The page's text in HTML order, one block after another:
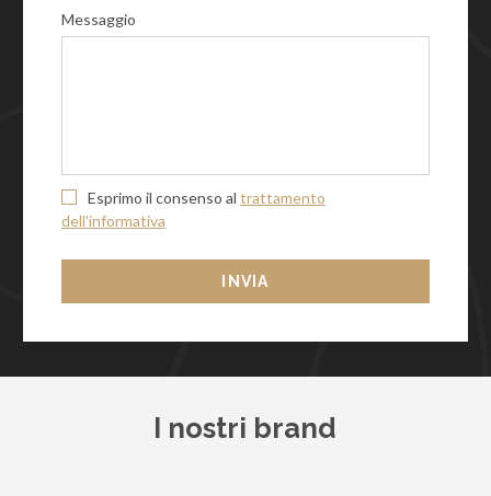
Messaggio
Esprimo il consenso al trattamento
dell'informativa
INVIA
I nostri brand